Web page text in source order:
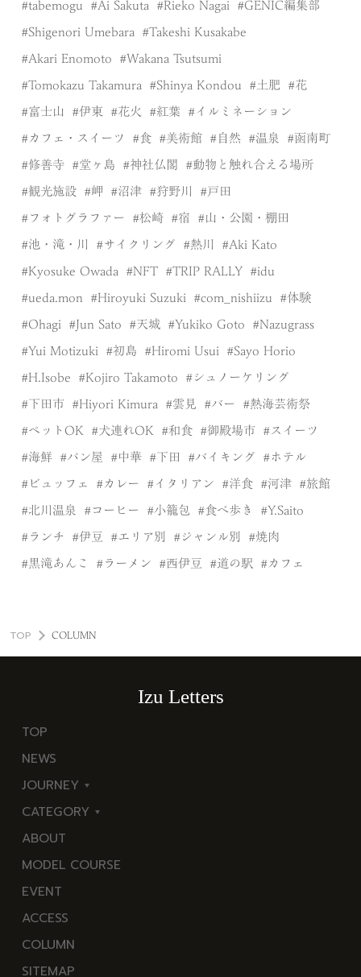
tabemogu Ai Sakuta Rieko Nagai GENIC編集部
Shigenori Umebara Takeshi Kusakabe
Akari Enomoto Wakana Tsutsumi
Tomokazu Takamura Shinya Kondou 土肥 花
富士山 伊東 花火 紅葉 イルミネーション
カフェ・スイーツ 食 美術館 自然 温泉 函南町
修善寺 堂ヶ島 神社仏閣 動物と触れ合える場所
観光施設 岬 沼津 狩野川 戸田
フォトグラファー 松崎 宿 山・公園・棚田
池・滝・川 サイクリング 熱川 Aki Kato
Kyosuke Owada NFT TRIP RALLY idu
ueda.mon Hiroyuki Suzuki com_nishiizu 体験
Ohagi Jun Sato 天城 Yukiko Goto Nazugrass
Yui Motizuki 初島 Hiromi Usui Sayo Horio
H.Isobe Kojiro Takamoto シュノーケリング
下田市 Hiyori Kimura 雲見 バー 熱海芸術祭
ペットOK 犬連れOK 和食 御殿場市 スイーツ
海鮮 パン屋 中華 下田 バイキング ホテル
ビュッフェ カレー イタリアン 洋食 河津 旅館
北川温泉 コーヒー 小籠包 食べ歩き Y.Saito
ランチ 伊豆 エリア別 ジャンル別 焼肉
黒滝あんこ ラーメン 西伊豆 道の駅 カフェ
TOP COLUMN
Izu Letters
TOP
NEWS
JOURNEY
東
伊
豆
西
伊
豆
南
CATEGORY
海
岬
温
泉
花
池・
ABOUT
MODEL COURSE
EVENT
ACCESS
COLUMN
SITEMAP